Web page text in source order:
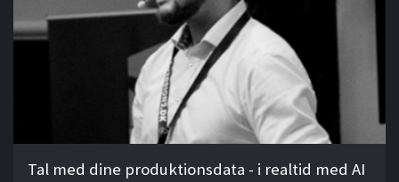
Tal med dine produktionsdata - i realtid med AI